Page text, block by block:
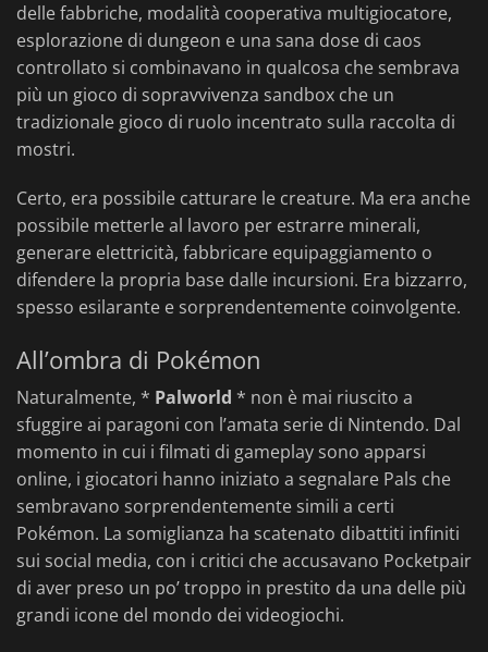
delle fabbriche, modalità cooperativa multigiocatore,
esplorazione di dungeon e una sana dose di caos
controllato si combinavano in qualcosa che sembrava
più un gioco di sopravvivenza sandbox che un
tradizionale gioco di ruolo incentrato sulla raccolta di
mostri.
Certo, era possibile catturare le creature. Ma era anche
possibile metterle al lavoro per estrarre minerali,
generare elettricità, fabbricare equipaggiamento o
difendere la propria base dalle incursioni. Era bizzarro,
spesso esilarante e sorprendentemente coinvolgente.
All’ombra di Pokémon
Naturalmente, * Palworld * non è mai riuscito a
sfuggire ai paragoni con l’amata serie di Nintendo. Dal
momento in cui i filmati di gameplay sono apparsi
online, i giocatori hanno iniziato a segnalare Pals che
sembravano sorprendentemente simili a certi
Pokémon. La somiglianza ha scatenato dibattiti infiniti
sui social media, con i critici che accusavano Pocketpair
di aver preso un po’ troppo in prestito da una delle più
grandi icone del mondo dei videogiochi.